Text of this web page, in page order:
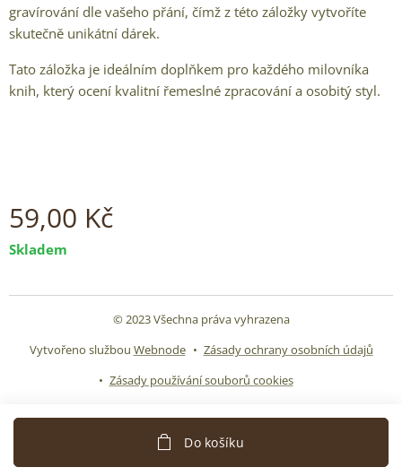
gravírování dle vašeho přání, čímž z této záložky vytvoříte
skutečně unikátní dárek.
Tato záložka je ideálním doplňkem pro každého milovníka
knih, který ocení kvalitní řemeslné zpracování a osobitý styl.
59,00 Kč
Skladem
Do košíku
© 2023 Všechna práva vyhrazena
Vytvořeno službou Webnode
Zásady ochrany osobních údajů
Zásady používání souborů cookies